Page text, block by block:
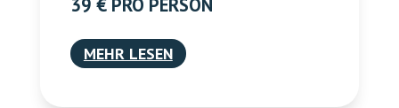
39 € PRO PERSON
MEHR LESEN